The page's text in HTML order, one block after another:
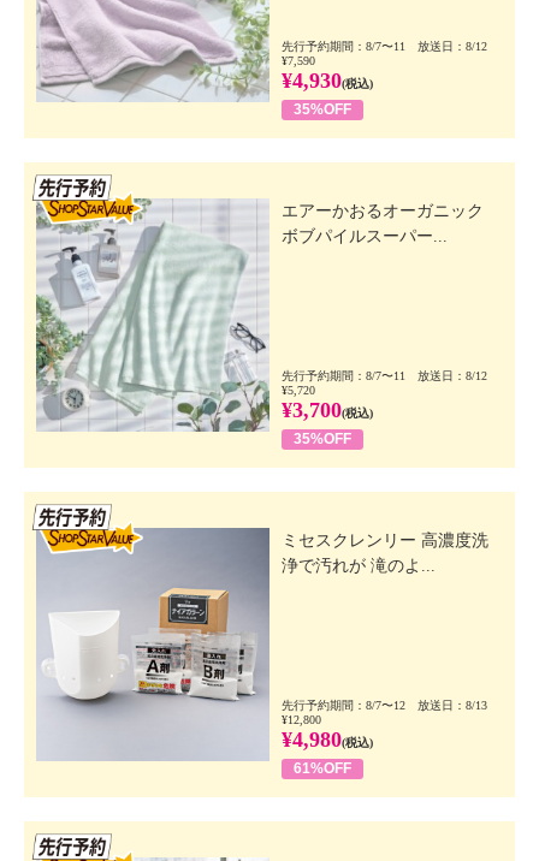
先行予約期間：8/7〜11 放送日：8/12
¥7,590
¥4,930(税込)
35%OFF
エアーかおるオーガニック
ボブパイルスーパー...
先行予約期間：8/7〜11 放送日：8/12
¥5,720
¥3,700(税込)
35%OFF
ミセスクレンリー 高濃度洗
浄で汚れが 滝のよ...
先行予約期間：8/7〜12 放送日：8/13
¥12,800
¥4,980(税込)
61%OFF